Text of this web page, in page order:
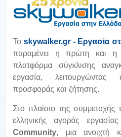
Το skywalker.gr - Εργασία
παραμένει η πρώτη και η
πλατφόρμα σύγκλισης
εργασία,
προσφοράς και ζήτησης.
Στο πλαίσιο της
ελληνικής αγοράς
Community, μια ανοιχτή